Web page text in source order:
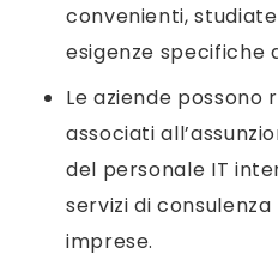
convenienti,
esigenze specifiche
Le aziende possono
associati
del personale IT
servizi di
imprese.